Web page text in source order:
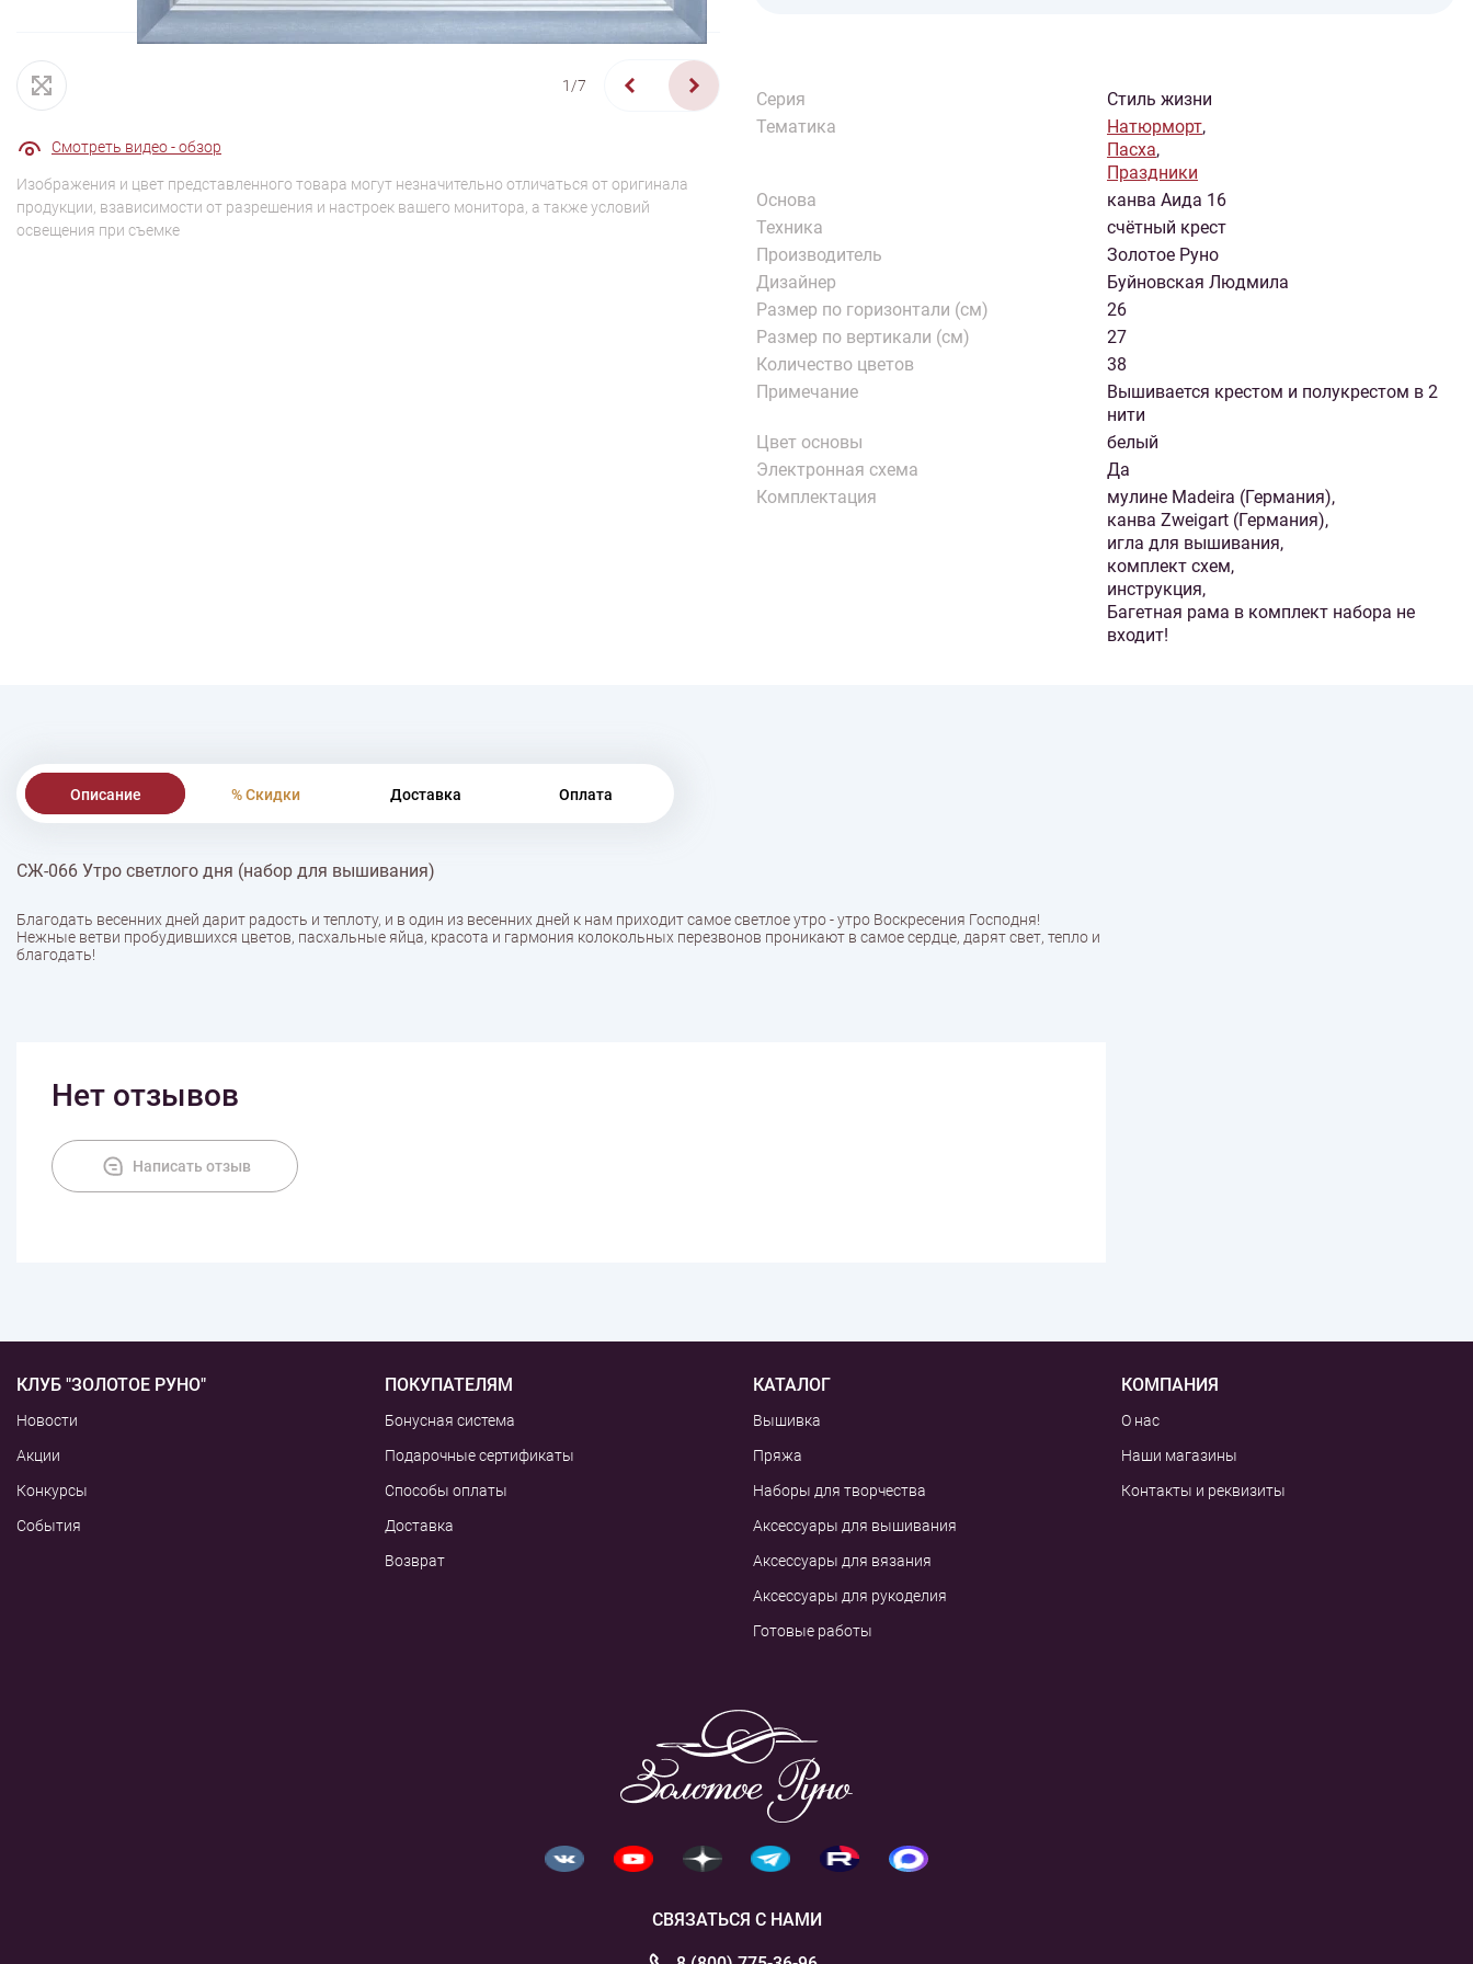
1/7
Смотреть видео - обзор
Изображения и цвет представленного товара могут незначительно отличаться от оригинала
продукции, взависимости от разрешения и настроек вашего монитора, а также условий
освещения при съемке
Серия
Стиль жизни
Тематика
Натюрморт,
Пасха,
Праздники
Основа
канва Аида 16
Техника
счётный крест
Производитель
Золотое Руно
Дизайнер
Буйновская Людмила
Размер по горизонтали (см)
26
Размер по вертикали (см)
27
Количество цветов
38
Примечание
Вышивается крестом и полукрестом в 2
нити
Цвет основы
белый
Электронная схема
Да
Комплектация
мулине Madeira (Германия),
канва Zweigart (Германия),
игла для вышивания,
комплект схем,
инструкция,
Багетная рама в комплект набора не
входит!
Описание % Скидки Доставка Оплата
СЖ-066 Утро светлого дня (набор для вышивания)
Благодать весенних дней дарит радость и теплоту, и в один из весенних дней к нам приходит самое светлое утро - утро Воскресения Господня!
Нежные ветви пробудившихся цветов, пасхальные яйца, красота и гармония колокольных перезвонов проникают в самое сердце, дарят свет, тепло и
благодать!
Нет отзывов
Написать отзыв
КЛУБ "ЗОЛОТОЕ РУНО"
Новости
Акции
Конкурсы
События
ПОКУПАТЕЛЯМ
Бонусная система
Подарочные сертификаты
Способы оплаты
Доставка
Возврат
КАТАЛОГ
Вышивка
Пряжа
Наборы для творчества
Аксессуары для вышивания
Аксессуары для вязания
Аксессуары для рукоделия
Готовые работы
КОМПАНИЯ
О нас
Наши магазины
Контакты и реквизиты
СВЯЗАТЬСЯ С НАМИ